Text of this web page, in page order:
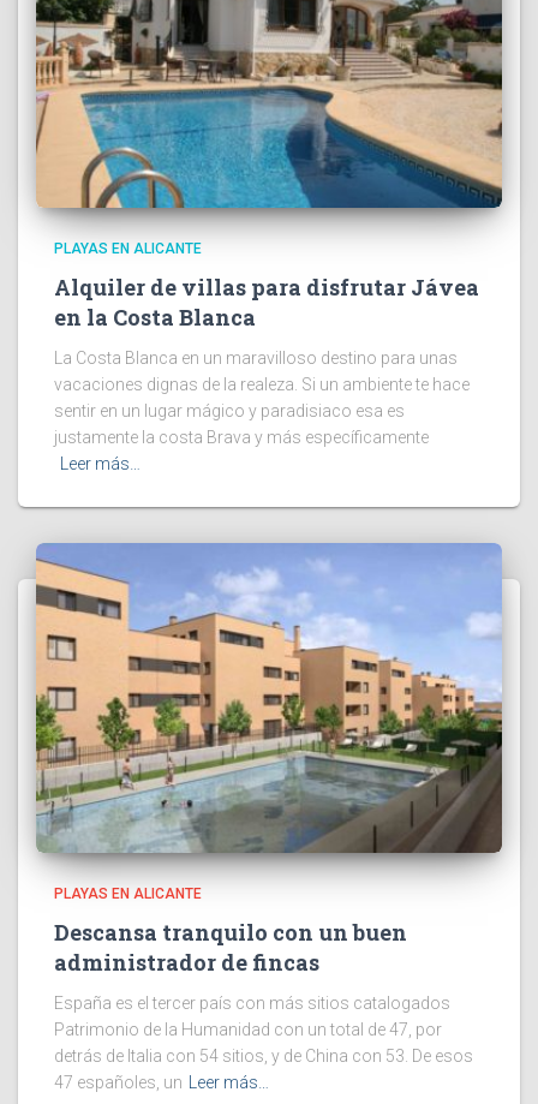
PLAYAS EN ALICANTE
Alquiler de villas para disfrutar Jávea
en la Costa Blanca
La Costa Blanca en un maravilloso destino para unas
vacaciones dignas de la realeza. Si un ambiente te hace
sentir en un lugar mágico y paradisiaco esa es
justamente la costa Brava y más específicamente
Leer más…
PLAYAS EN ALICANTE
Descansa tranquilo con un buen
administrador de fincas
España es el tercer país con más sitios catalogados
Patrimonio de la Humanidad con un total de 47, por
detrás de Italia con 54 sitios, y de China con 53. De esos
47 españoles, un Leer más…